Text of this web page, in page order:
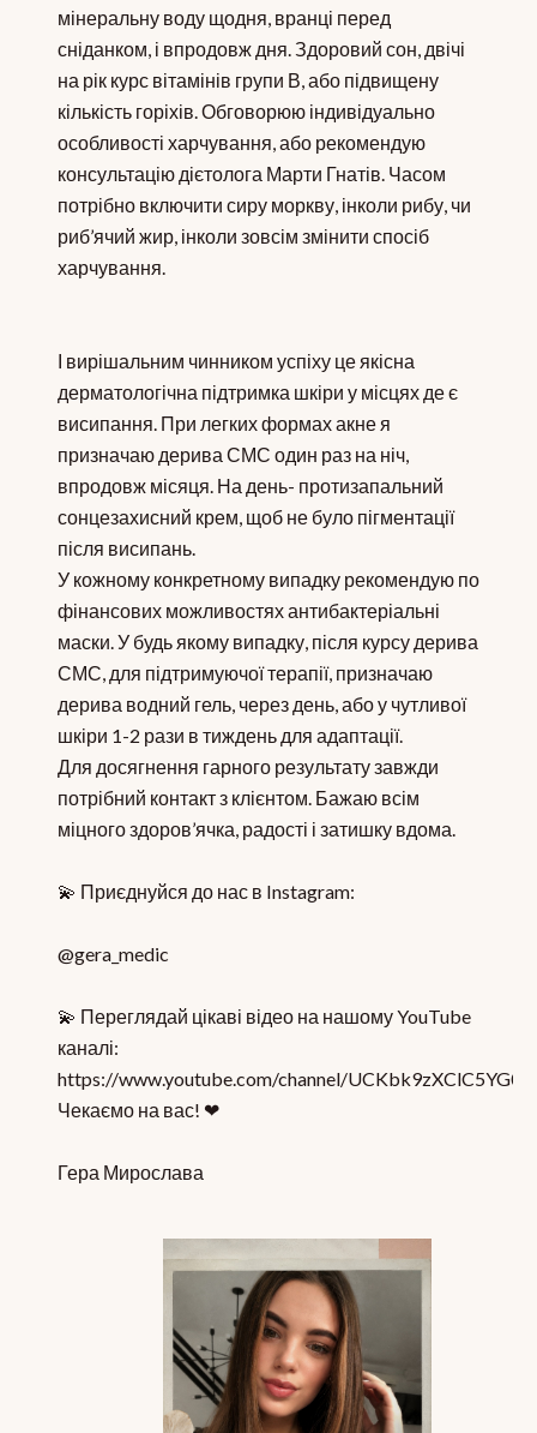
мінеральну воду щодня, вранці перед
сніданком, і впродовж дня. Здоровий сон, двічі
на рік курс вітамінів групи В, або підвищену
кількість горіхів. Обговорюю індивідуально
особливості харчування, або рекомендую
консультацію дієтолога Марти Гнатів. Часом
потрібно включити сиру моркву, інколи рибу, чи
риб’ячий жир, інколи зовсім змінити спосіб
харчування.
І вирішальним чинником успіху це якісна
дерматологічна підтримка шкіри у місцях де є
висипання. При легких формах акне я
призначаю дерива СМС один раз на ніч,
впродовж місяця. На день- протизапальний
сонцезахисний крем, щоб не було пігментації
після висипань.
У кожному конкретному випадку рекомендую по
фінансових можливостях антибактеріальні
маски. У будь якому випадку, після курсу дерива
СМС, для підтримуючої терапії, призначаю
дерива водний гель, через день, або у чутливої
шкіри 1-2 рази в тиждень для адаптації.
Для досягнення гарного результату завжди
потрібний контакт з клієнтом. Бажаю всім
міцного здоров’ячка, радості і затишку вдома.
💫 Приєднуйся до нас в Instagram:
@gera_medic
💫 Переглядай цікаві відео на нашому YouTube
каналі:
https://www.youtube.com/channel/
Чекаємо на вас! ❤
Гера Мирослава